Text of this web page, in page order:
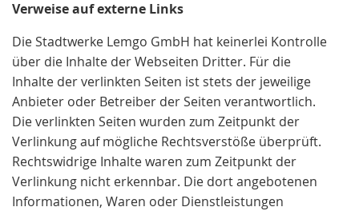
Verweise auf externe Links
Die Stadtwerke Lemgo GmbH hat keinerlei Kontrolle
über die Inhalte der Webseiten Dritter. Für die
Inhalte der verlinkten Seiten ist stets der jeweilige
Anbieter oder Betreiber der Seiten verantwortlich.
Die verlinkten Seiten wurden zum Zeitpunkt der
Verlinkung auf mögliche Rechtsverstöße überprüft.
Rechtswidrige Inhalte waren zum Zeitpunkt der
Verlinkung nicht erkennbar. Die dort angebotenen
Informationen, Waren oder Dienstleistungen